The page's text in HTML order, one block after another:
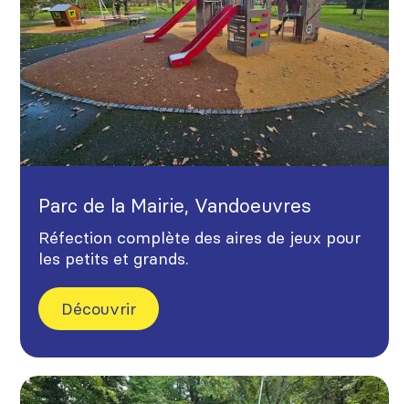
Parc de la Mairie, Vandoeuvres
Réfection complète des aires de jeux pour
les petits et grands.
Découvrir